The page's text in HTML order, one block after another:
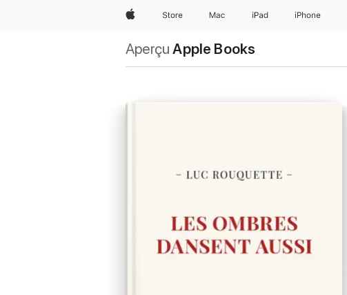
AppleStore Mac iPad iPhone
Aperçu Apple Books